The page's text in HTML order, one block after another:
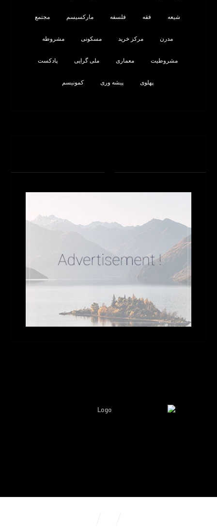
شیعه فقه فلسفه مارکسیسم مجتمع
مدرن مرکز خرید مسکونی مشروطه
مشروطیت معماری ملی گرایی پادکست
پهلوی پیشه وری کمونیسم